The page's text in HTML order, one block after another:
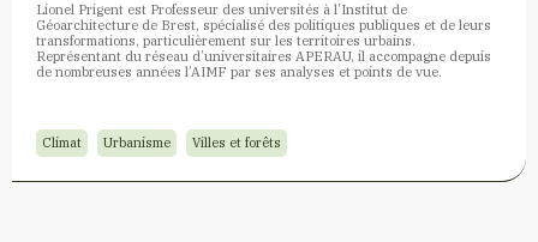
Lionel Prigent est Professeur des universités à l’Institut de
Géoarchitecture de Brest, spécialisé des politiques publiques et de leurs
transformations, particulièrement sur les territoires urbains.
Représentant du réseau d’universitaires APERAU, il accompagne depuis
de nombreuses années l’AIMF par ses analyses et points de vue.
Climat Urbanisme Villes et forêts